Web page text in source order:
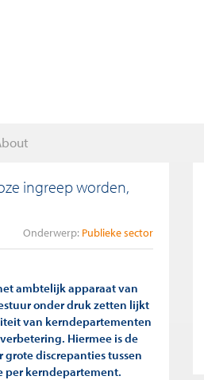
ingreep worden,
Onderwerp: Publieke sector
ambtelijk apparaat van
onder druk zetten lijkt
van kerndepartementen
Hiermee is de
discrepanties tussen
kerndepartement.